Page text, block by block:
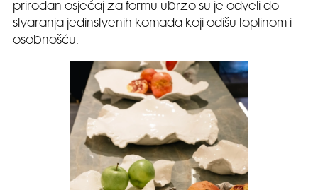
prirodan osjećaj za formu ubrzo su je odveli do
stvaranja jedinstvenih komada koji odišu toplinom i
osobnošću.